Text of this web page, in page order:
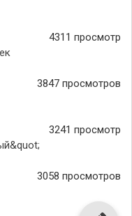
4311 просмотр
3847 просмотров
3241 просмотр
3058 просмотров